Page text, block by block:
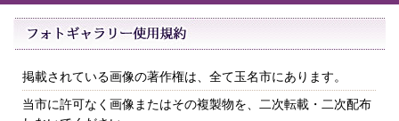
掲載されている画像の著作権は、全て玉名市にあります。
当市に許可なく画像またはその複製物を、二次転載・二次配布